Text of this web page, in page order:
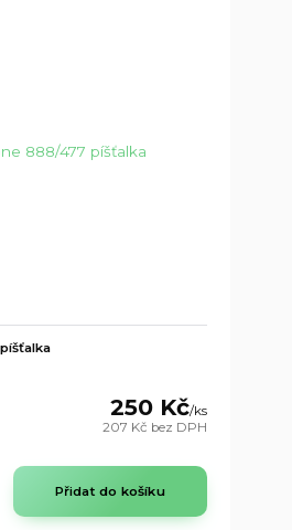
250 Kč/ks
207 Kč bez DPH
Přidat do košíku